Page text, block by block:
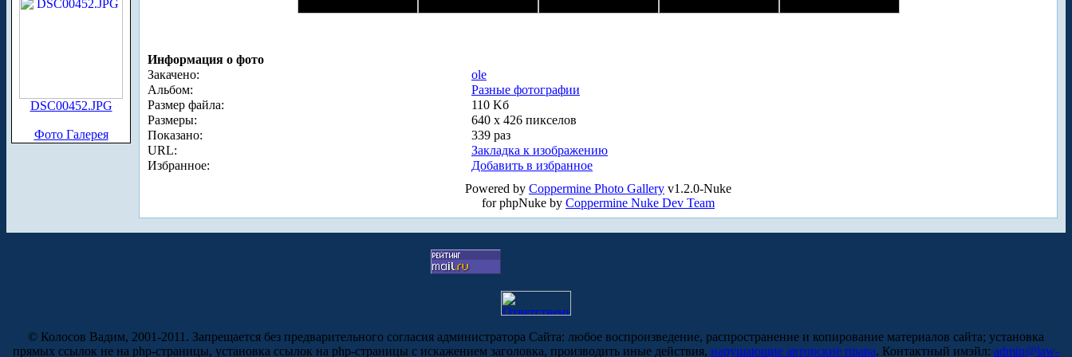
DSC00452.JPG
Фото Галерея
Информация о фото
Закачено:
ole
Альбом:
Разные фотографии
Размер файла:
110 Kб
Размеры:
640 x 426 пикселов
Показано:
339 раз
URL:
Закладка к изображению
Избранное:
Добавить в избранное
Powered by Coppermine Photo Gallery v1.2.0-Nuke
for phpNuke by Coppermine Nuke Dev Team
© Колосов Вадим, 2001-2011. Запрещается без предварительного согласия администратора Сайта: любое воспроизведение, распространение и копирование материалов сайта; установка
прямых ссылок не на php-страницы, установка ссылок на php-страницы с искажением заголовка, производить иные действия, нарушающие авторские права. Контактный имэйл: admin@law-